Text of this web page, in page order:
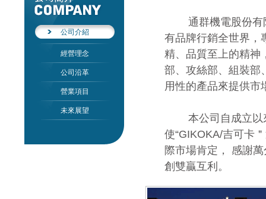
公司介紹
經營理念
公司沿革
營業項目
未來展望
通群機電股份有限
有品牌行銷全世界，
精、品質至上的精神
部、攻絲部、組裝部
用性的產品來提供市
本公司自成立以來
使“GIKOKA/吉可卡
際市場肯定， 感謝
創雙贏互利。